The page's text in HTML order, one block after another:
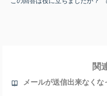
この回答は役に立ちましたか？
関
メールが送信出来なくな